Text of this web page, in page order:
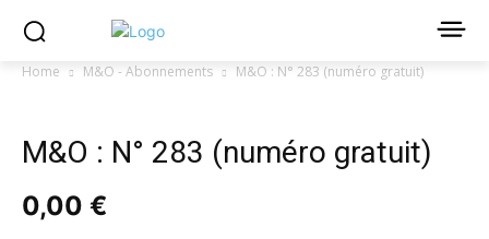
Home M&O - Abonnements M&O : N° 283 (numéro gratuit)
M&O : N° 283 (numéro gratuit)
0,00 €